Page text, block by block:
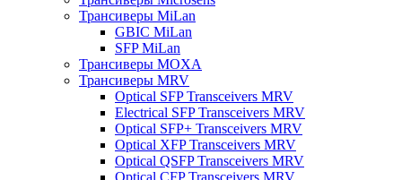
Трансиверы MiLan
GBIC MiLan
SFP MiLan
Трансиверы MOXA
Трансиверы MRV
Optical SFP Transceivers MRV
Electrical SFP Transceivers MRV
Optical SFP+ Transceivers MRV
Optical XFP Transceivers MRV
Optical QSFP Transceivers MRV
Optical CFP Transceivers MRV